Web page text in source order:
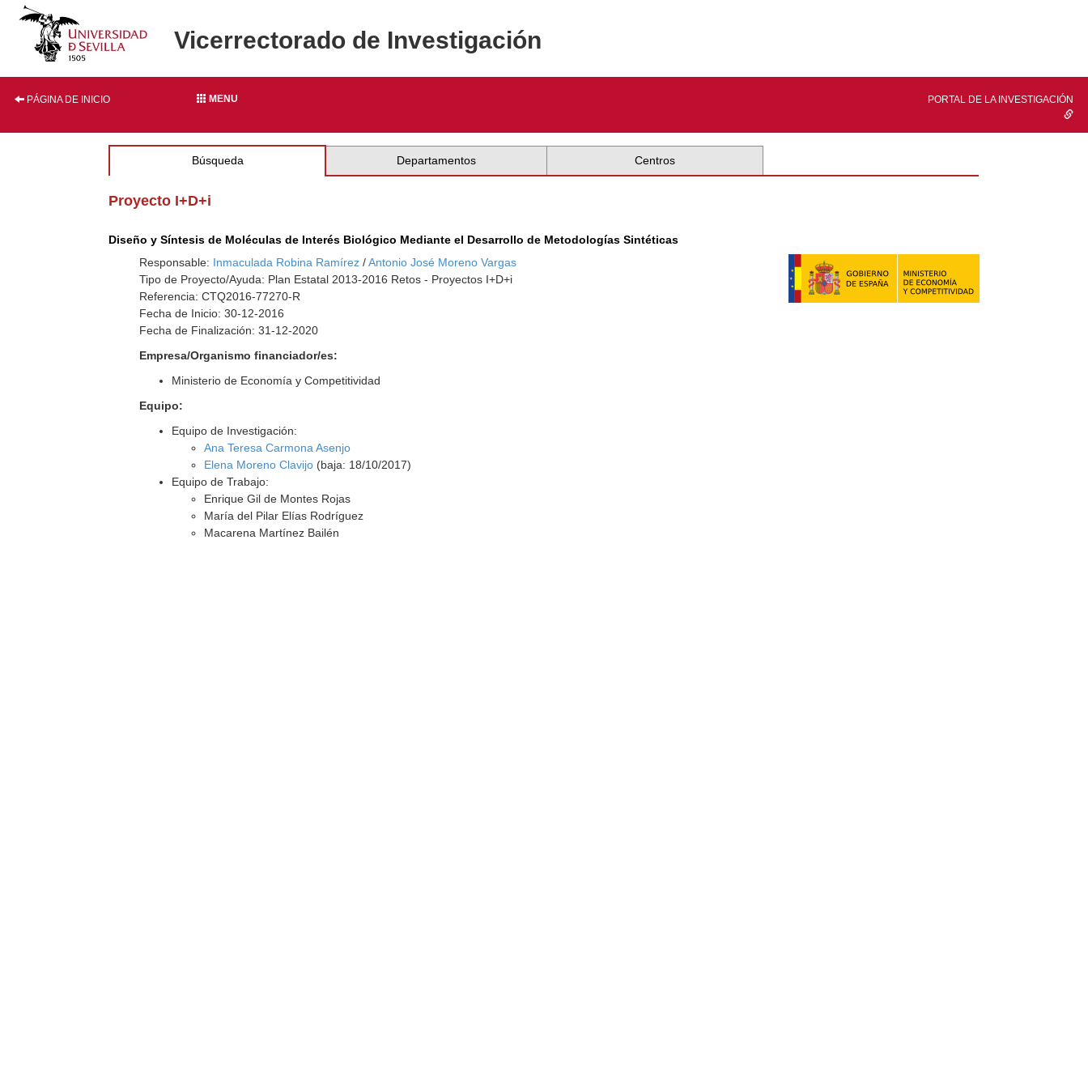
Vicerrectorado de Investigación
PÁGINA DE INICIO MENU PORTAL DE LA INVESTIGACIÓN
Búsqueda Departamentos Centros
Proyecto I+D+i
Diseño y Síntesis de Moléculas de Interés Biológico Mediante el Desarrollo de Metodologías Sintéticas
Responsable: Inmaculada Robina Ramírez /Antonio José Moreno Vargas
Tipo de Proyecto/Ayuda: Plan Estatal 2013-2016 Retos - Proyectos I+D+i
Referencia: CTQ2016-77270-R
Fecha de Inicio: 30-12-2016
Fecha de Finalización: 31-12-2020
Empresa/Organismo financiador/es:
Ministerio de Economía y Competitividad
Equipo:
Equipo de Investigación:
Ana Teresa Carmona Asenjo
Elena Moreno Clavijo (baja: 18/10/2017)
Equipo de Trabajo:
Enrique Gil de Montes Rojas
María del Pilar Elías Rodríguez
Macarena Martínez Bailén